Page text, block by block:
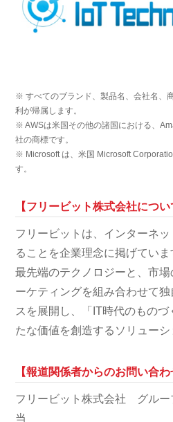
※ すべてのブランド、製品名、会社名、
利が帰属します。
※ AWSは米国その他の諸国における、
社の商標です。
※ Microsoft は、米国 Microsoft
す。
【フリービット株式会社につい
フリービットは、インターネ
ることを企業理念に掲げてい
最先端のテクノロジーと、市
ーケティングを組み合わせて
スを展開し、「IT時代のもの
たな価値を創造するソリューシ
【報道関係者からのお問い合わ
フリービット株式会社 グル
当